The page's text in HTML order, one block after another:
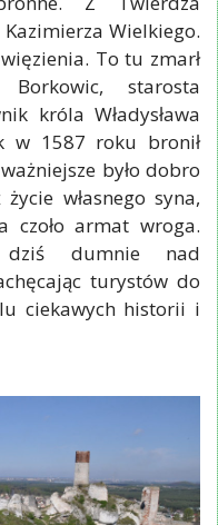
Wielkiego.
To tu zmarł
starosta
króla Władysława
w 1587 roku bronił
było dobro
własnego syna,
czoło armat wroga.
dumnie nad
turystów do
ciekawych historii i